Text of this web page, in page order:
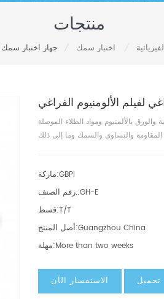
منتجات
اختبار سمك
والورق بالألمنيوم ومواد الطلاء الموصلة
ماركة:GBPI
رقم الصنف.:GH-E
قسط:T/T
أصل المنتج:Guangzhou China
مهلة:More than two weeks
الاستفسار الآن تحميل